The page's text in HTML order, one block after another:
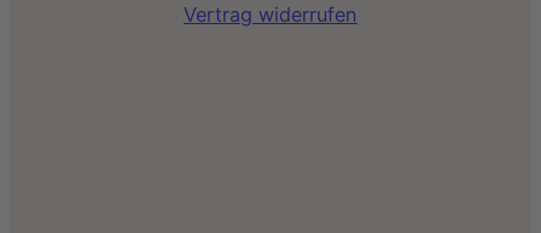
Vertrag widerrufen